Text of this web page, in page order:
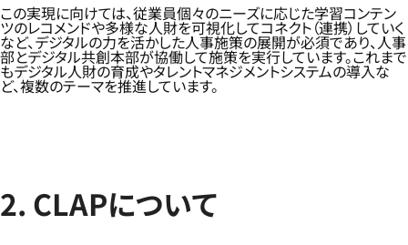
この実現に向けては、従業員個々のニーズに応じた学習コンテン
ツのレコメンドや多様な人財を可視化してコネクト（連携）していく
など、デジタルの力を活かした人事施策の展開が必須であり、人事
部とデジタル共創本部が協働して施策を実行しています。これまで
もデジタル人財の育成やタレントマネジメントシステムの導入な
ど、複数のテーマを推進しています。
2. CLAPについて